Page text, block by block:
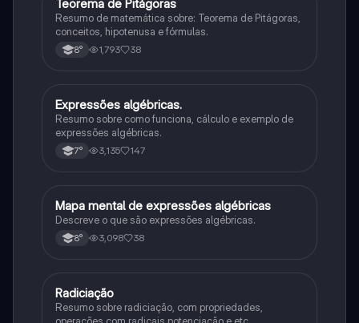
Matematica
Teorema de Pitágoras
Resumo de matemática sobre: Teorema de Pitágoras,
conceitos, hipotenusa e fórmulas.
8° 1,793 38
Matematica
Expressões algébricas.
Resumo sobre como funciona, cálculo e exemplo de
expressões algébricas.
7° 3,135 147
Matematica
Mapa mental de expressões algébricas
Descreve o que são expressões algébricas.
8° 3,098 38
Matematica
Radiciação
Resumo sobre radiciação, com propriedades,